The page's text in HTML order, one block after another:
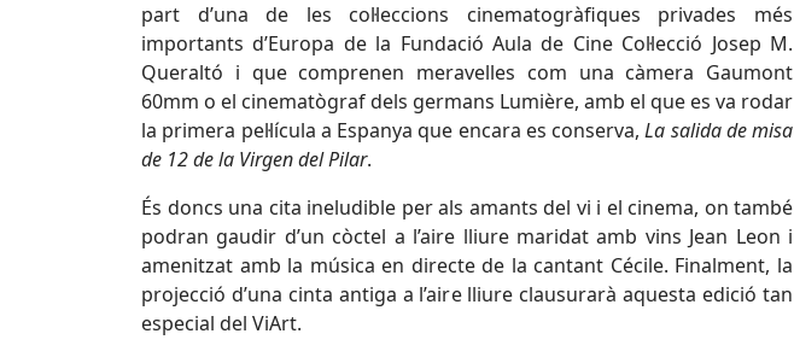
part d’una de les col·leccions cinematogràfiques privades més
importants d’Europa de la Fundació Aula de Cine Col·lecció Josep M.
Queraltó i que comprenen meravelles com una càmera Gaumont
60mm o el cinematògraf dels germans Lumière, amb el que es va rodar
la primera pel·lícula a Espanya que encara es conserva,La salida de misa
de 12 de la Virgen del Pilar.
És doncs una cita ineludible per als amants del vi i el cinema, on també
podran gaudir d’un còctel a l’aire lliure maridat amb vins Jean Leon i
amenitzat amb la música en directe de la cantant Cécile. Finalment, la
projecció d’una cinta antiga a l’aire lliure clausurarà aquesta edició tan
especial del ViArt.